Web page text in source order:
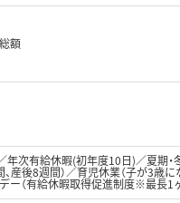
額
年次有給休暇(初年度10日)／夏期
産後8週間）／育児休業（子が3歳
（有給休暇取得促進制度※最長1